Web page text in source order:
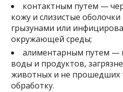
контактным путем —
кожу и слизистые
грызунами или
окружающей среды;
алиментарным путем —
воды и продуктов,
животных и не прошедших
обработку.